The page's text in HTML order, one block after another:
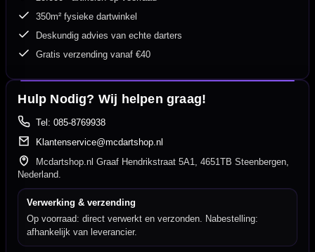
350m² fysieke dartwinkel
Deskundig advies van echte darters
Gratis verzending vanaf €40
Hulp Nodig? Wij helpen graag!
Tel: 085-8769938
Klantenservice@mcdartshop.nl
Mcdartshop.nl Graaf Hendrikstraat 5A1, 4651TB Steenbergen,
Nederland.
Verwerking & verzending
Op voorraad: direct verwerkt en verzonden. Nabestelling:
afhankelijk van leverancier.